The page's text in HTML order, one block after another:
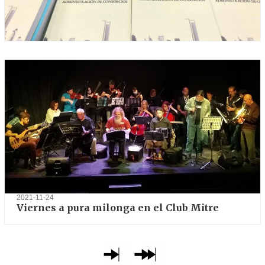
Ya estÃ¡ a la venta el libro que busca poner fin
a los lÃ­os de consorcios
2021-11-24
Viernes a pura milonga en el Club Mitre